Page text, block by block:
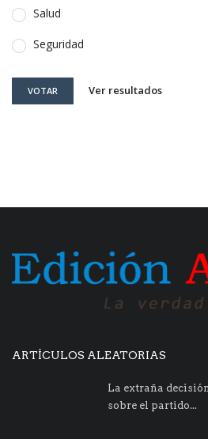
Salud
Seguridad
VOTAR Ver resultados
ARTÍCULOS ALEATORIAS
La extraña
sobre el partido...